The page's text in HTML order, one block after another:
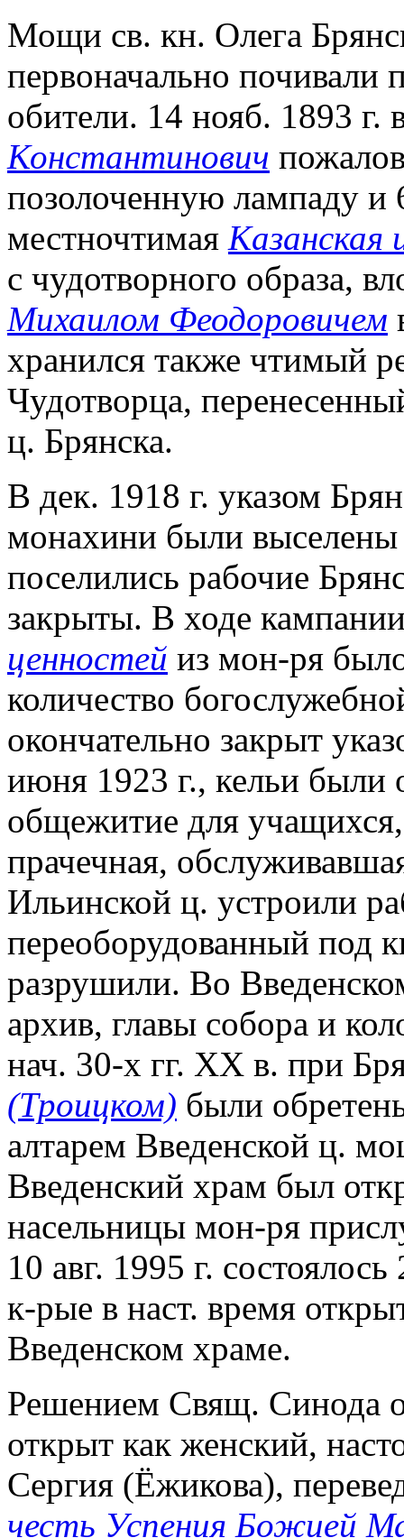
Мощи св. кн. Олега
первоначально почивали
обители. 14 нояб. 1893 г.
Константинович
позолоченную лампаду
местночтимая
с чудотворного образа,
Михаилом Феодоровичем
хранился также чтимый
Чудотворца,
ц. Брянска.
В дек. 1918 г. указом
монахини были выселены
поселились рабочие
закрыты. В ходе
ценностей из мон-ря
количество
окончательно закрыт
июня 1923 г., кельи были
общежитие для учащихся,
прачечная,
Ильинской ц. устроили
переоборудованный под
разрушили. Во
архив, главы собора и
нач. 30-х гг. XX в. при
(Троицком) были
алтарем Введенской ц.
Введенский храм был
насельницы мон-ря
10 авг. 1995 г.
к-рые в наст. время
Введенском храме.
Решением Свящ. Синода
открыт как женский,
Сергия (Ёжикова),
честь Успения Божией